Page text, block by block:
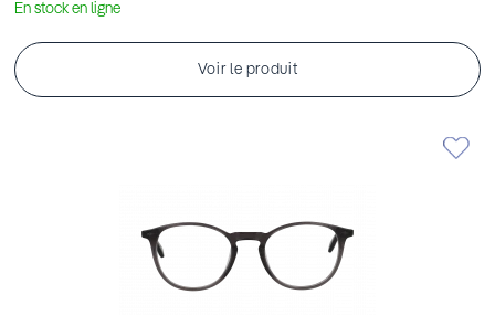
En stock en ligne
Voir le produit